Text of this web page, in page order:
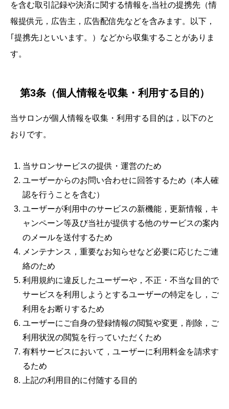
を含む取引記録や決済に関する情報を,当社の提携先（情
報提供元，広告主，広告配信先などを含みます。以下，
｢提携先｣といいます。）などから収集することがありま
す。
第3条（個人情報を収集・利用する目的）
当サロンが個人情報を収集・利用する目的は，以下のと
おりです。
当サロンサービスの提供・運営のため
ユーザーからのお問い合わせに回答するため（本人確
認を行うことを含む）
ユーザーが利用中のサービスの新機能，更新情報，キ
ャンペーン等及び当社が提供する他のサービスの案内
のメールを送付するため
メンテナンス，重要なお知らせなど必要に応じたご連
絡のため
利用規約に違反したユーザーや，不正・不当な目的で
サービスを利用しようとするユーザーの特定をし，ご
利用をお断りするため
ユーザーにご自身の登録情報の閲覧や変更，削除，ご
利用状況の閲覧を行っていただくため
有料サービスにおいて，ユーザーに利用料金を請求す
るため
上記の利用目的に付随する目的